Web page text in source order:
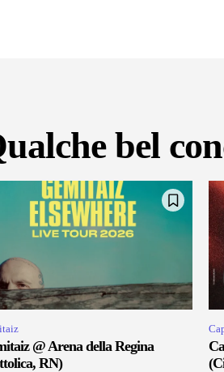
bel
@ Arena della Regina
RN)